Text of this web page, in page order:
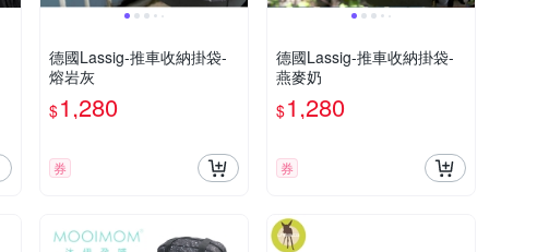
德國Lassig-推車收納掛袋-
熔岩灰
$1,280
券
德國Lassig-推車收納掛袋-
燕麥奶
$1,280
券